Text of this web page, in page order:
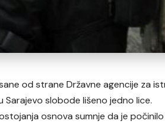
od strane Državne agencije za
slobode lišeno jedno lice.
osnova sumnje da je počinilo